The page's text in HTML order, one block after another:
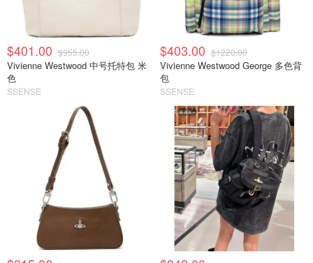
$401.00 $955.00
Vivienne Westwood 中号托特包 米
色
SSENSE
$403.00 $1220.00
Vivienne Westwood George 多色背
包
SSENSE